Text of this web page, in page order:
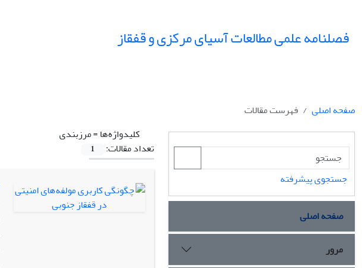
فصلنامه علمی مطالعات آسیای مرکزی و قفقاز
صفحه اصلی
فهرست مقالات
کلیدواژه‌ها =مرزبندی
تعداد مقالات:
1
جستجوی پیشرفته
صفحه اصلی
مرور